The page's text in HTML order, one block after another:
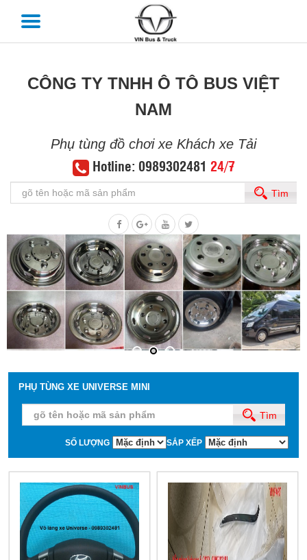
CÔNG TY TNHH Ô TÔ BUS VIỆT
NAM
Phụ tùng đồ chơi xe Khách xe Tải
Hotline: 0989302481 24/7
Tìm
PHỤ TÙNG XE UNIVERSE MINI
Tìm
SẮP XẾP
SỐ LƯỢNG